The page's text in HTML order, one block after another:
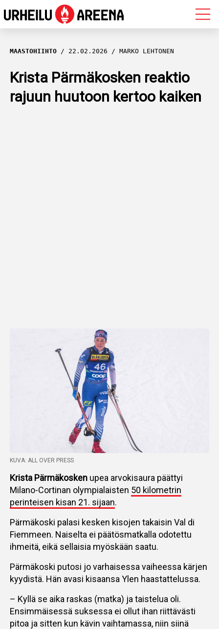
OLYMPIALAISET
MAASTOHIIHTO
AMPUMAHIIHTO
MAASTOHIIHTO 22.02.2026 MARKO LEHTONEN
Krista Pärmäkosken reaktio
rajuun huutoon kertoo kaiken
KUVA: ALL OVER PRESS
Krista Pärmäkosken upea arvokisaura päättyi
Milano-Cortinan olympialaisten 50 kilometrin
perinteisen kisan 21. sijaan.
Pärmäkoski palasi kesken kisojen takaisin Val di
Fiemmeen. Naiselta ei päätösmatkalla odotettu
ihmeitä, eikä sellaisia myöskään saatu.
Pärmäkoski putosi jo varhaisessa vaiheessa kärjen
kyydistä. Hän avasi kisaansa Ylen haastattelussa.
– Kyllä se aika raskas (matka) ja taistelua oli.
Ensimmäisessä suksessa ei ollut ihan riittävästi
pitoa ja sitten kun kävin vaihtamassa, niin siinä